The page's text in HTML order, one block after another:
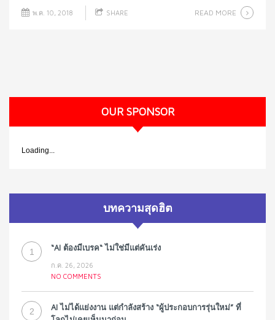
พ.ค. 10, 2018 SHARE READ MORE
OUR SPONSOR
Loading...
บทความสุดฮิต
1 “AI ต้องมีเบรค“ ไม่ใช่มีแต่คันเร่ง
ก.ค. 26, 2026
NO COMMENTS
2
AI ไม่ได้แย่งงาน แต่กำลังสร้าง “ผู้ประกอบการรุ่นใหม่” ที่